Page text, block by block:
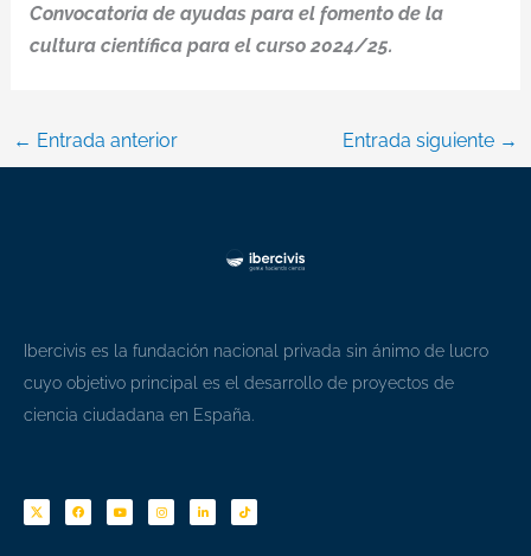
Convocatoria de ayudas para el fomento de la
cultura científica para el curso 2024/25.
← Entrada anterior Entrada siguiente →
Ibercivis es la fundación nacional privada sin ánimo de lucro
cuyo objetivo principal es el desarrollo de proyectos de
ciencia ciudadana en España.
c
e
b
u
t
u
s
t
a
n
k
e
k
t
o